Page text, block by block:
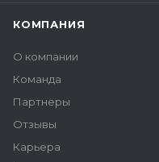
КОМПАНИЯ
О компании
Команда
Партнеры
Отзывы
Карьера